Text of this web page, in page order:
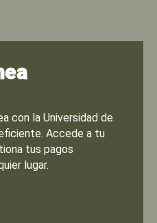
con la Universidad de
Accede a tu
tus pagos
lugar.